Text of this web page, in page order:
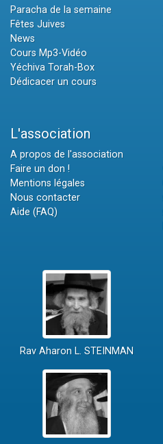
Paracha de la semaine
Fêtes Juives
News
Cours Mp3-Vidéo
Yéchiva Torah-Box
Dédicacer un cours
L'association
A propos de l'association
Faire un don !
Mentions légales
Nous contacter
Aide (FAQ)
Rav Aharon L. STEINMAN